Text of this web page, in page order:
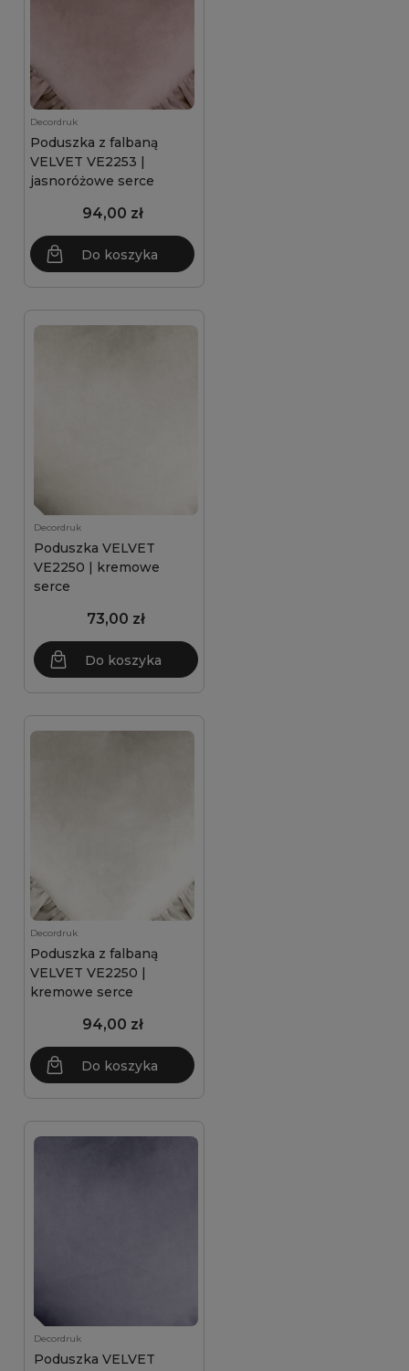
Decordruk
Poduszka z falbaną
VELVET VE2253 |
jasnoróżowe serce
94,00 zł
Do koszyka
Decordruk
Poduszka VELVET
VE2250 | kremowe
serce
73,00 zł
Do koszyka
Decordruk
Poduszka z falbaną
VELVET VE2250 |
kremowe serce
94,00 zł
Do koszyka
Decordruk
Poduszka VELVET